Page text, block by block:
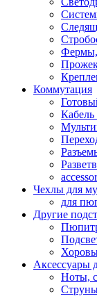
Фермы,
Коммутация
Чехлы для
для
Другие
Аксессуары
Ноты,